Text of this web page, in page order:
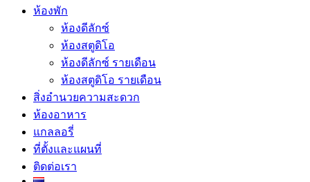
ห้องพัก
ห้องดีลักซ์
ห้องสตูดิโอ
ห้องดีลักซ์ รายเดือน
ห้องสตูดิโอ รายเดือน
สิ่งอำนวยความสะดวก
ห้องอาหาร
แกลลอรี่
ที่ตั้งและแผนที่
ติดต่อเรา